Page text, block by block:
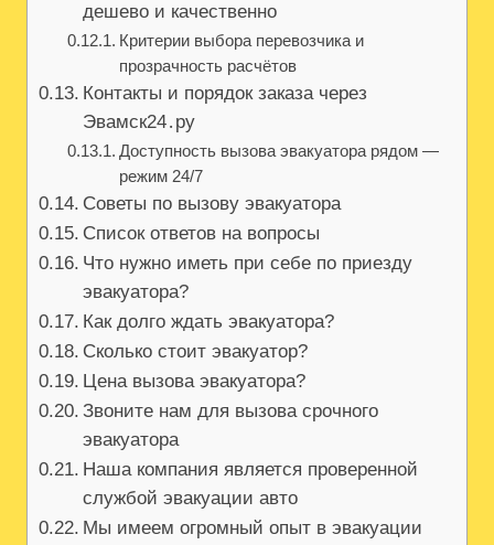
дешево и качественно
Критерии выбора перевозчика и
прозрачность расчётов
Контакты и порядок заказа через
Эвамск24․ру
Доступность вызова эвакуатора рядом —
режим 24/7
Советы по вызову эвакуатора
Список ответов на вопросы
Что нужно иметь при себе по приезду
эвакуатора?
Как долго ждать эвакуатора?
Сколько стоит эвакуатор?
Цена вызова эвакуатора?
Звоните нам для вызова срочного
эвакуатора
Наша компания является проверенной
службой эвакуации авто
Мы имеем огромный опыт в эвакуации